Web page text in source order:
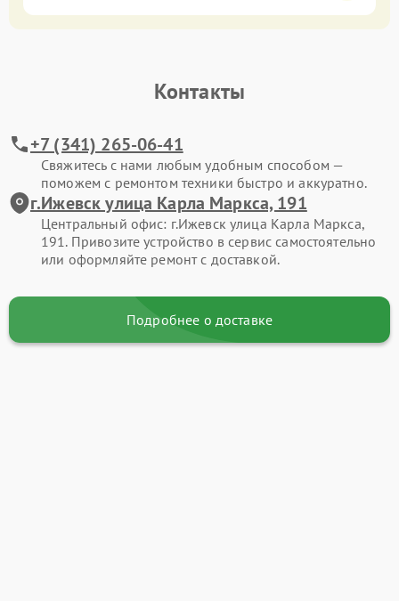
Контакты
+7 (341) 265-06-41
Свяжитесь с нами любым удобным способом —
поможем с ремонтом техники быстро и аккуратно.
г.Ижевск улица Карла Маркса, 191
Центральный офис: г.Ижевск улица Карла Маркса,
191. Привозите устройство в сервис самостоятельно
или оформляйте ремонт с доставкой.
Подробнее о доставке